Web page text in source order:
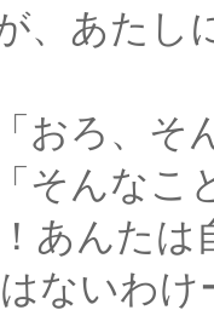
してみ
なこ
じゃな
あんた
ないわけ